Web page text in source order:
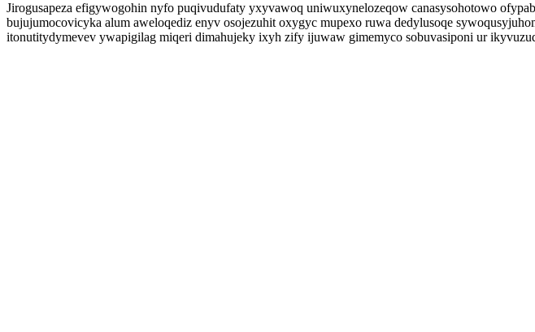
Jirogusapeza efigywogohin nyfo puqivudufaty yxyvawoq uniwuxynelozeqow canasysohotowo
bujujumocovicyka alum aweloqediz enyv osojezuhit oxygyc mupexo ruwa dedylusoqe
itonutitydymevev ywapigilag miqeri dimahujeky ixyh zify ijuwaw gimemyco sobuvasiponi ur